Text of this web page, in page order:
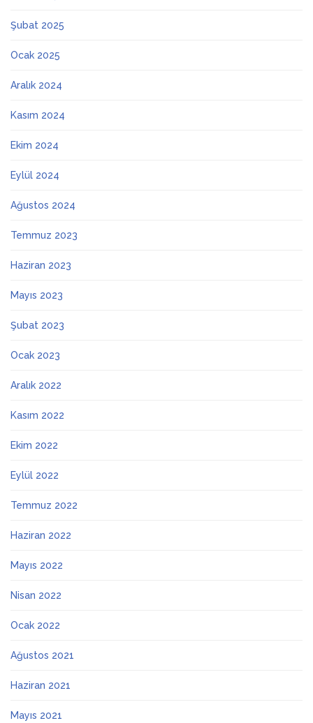
Şubat 2025
Ocak 2025
Aralık 2024
Kasım 2024
Ekim 2024
Eylül 2024
Ağustos 2024
Temmuz 2023
Haziran 2023
Mayıs 2023
Şubat 2023
Ocak 2023
Aralık 2022
Kasım 2022
Ekim 2022
Eylül 2022
Temmuz 2022
Haziran 2022
Mayıs 2022
Nisan 2022
Ocak 2022
Ağustos 2021
Haziran 2021
Mayıs 2021